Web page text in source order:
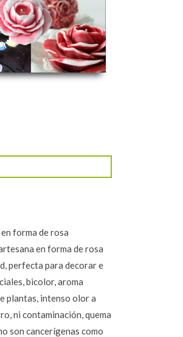
forma de rosa
en forma de rosa
perfecta para decorar e
bicolor, aroma
plantas, intenso olor a
ni contaminación, quema
son cancerígenas como